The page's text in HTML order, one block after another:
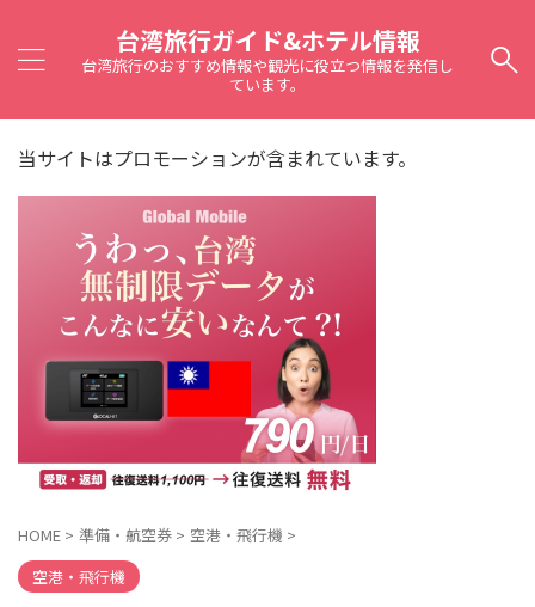
台湾旅行ガイド&ホテル情報
台湾旅行のおすすめ情報や観光に役立つ情報を発信し
ています。
当サイトはプロモーションが含まれています。
HOME > 準備・航空券 > 空港・飛行機 >
空港・飛行機